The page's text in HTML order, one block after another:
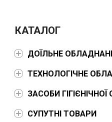
КАТАЛОГ
ДОЇЛЬНЕ
ТЕХНОЛОГІЧНЕ
ЗАСОБИ
СУПУТНІ ТОВАРИ